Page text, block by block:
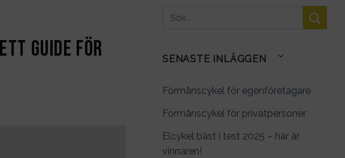
guide för
SENASTE INLÄGGEN
Förmånscykel för egenföretagare
Förmånscykel för privatpersoner
Elcykel bäst i test 2025 – här är
vinnaren!